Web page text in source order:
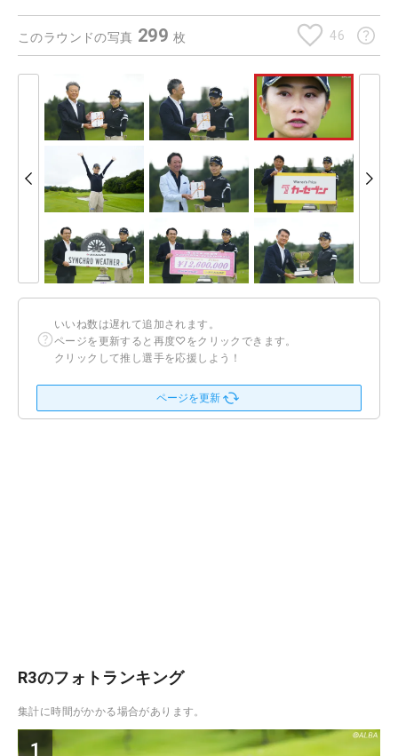
このラウンドの写真 299 枚 46
いいね数は遅れて追加されます。
ページを更新すると再度♡をクリックできます。
クリックして推し選手を応援しよう！
ページを更新
R3のフォトランキング
集計に時間がかかる場合があります。
1